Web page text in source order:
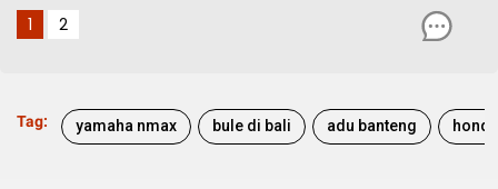
1 2
Tag: yamaha nmax bule di bali adu banteng